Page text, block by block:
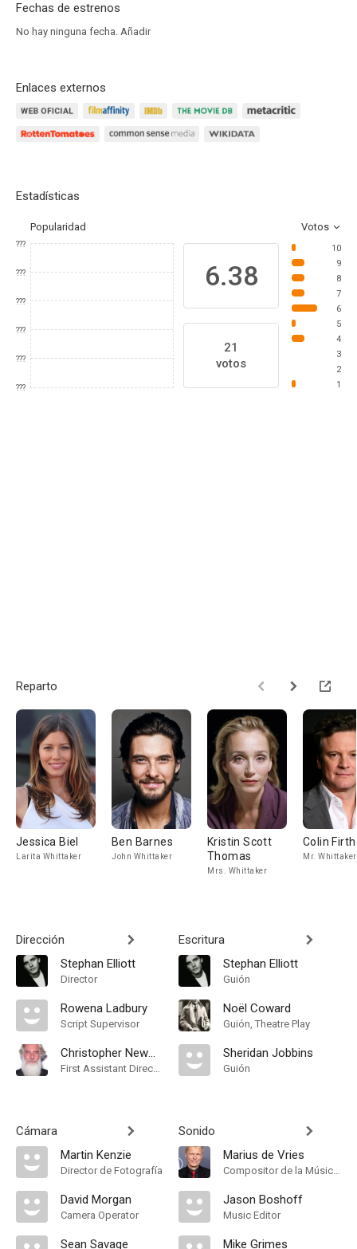
Fechas de estrenos
No hay ninguna fecha. Añadir
Enlaces externos
Estadísticas
Popularidad Votos
???
???
???
???
???
???
6.38
21
votos
10
9
8
7
6
5
4
3
2
1
Reparto
Jessica Biel
Larita Whittaker
Ben Barnes
John Whittaker
Kristin Scott
Thomas
Mrs. Whittaker
Colin Firth
Mr. Whittaker
Dirección
Stephan Elliott
Director
Rowena Ladbury
Script Supervisor
Christopher Newman
First Assistant Director
Cámara
Martin Kenzie
Director de Fotografía
David Morgan
Camera Operator
Sean Savage
Escritura
Stephan Elliott
Guión
Noël Coward
Guión, Theatre Play
Sheridan Jobbins
Guión
Sonido
Marius de Vries
Compositor de la Música Original, Música
Jason Boshoff
Music Editor
Mike Grimes